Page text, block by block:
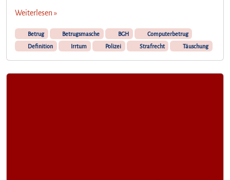
Weiterlesen »
Betrug Betrugsmasche BGH
Computerbetrug
Definition
Irrtum Polizei Strafrecht Täuschung